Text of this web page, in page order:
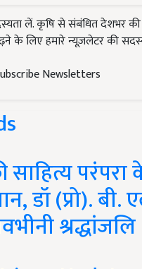
लें. कृषि से संबंधित देशभर
के लिए हमारे न्यूज़लेटर की
Newsletters
साहित्य
डॉ (प्रो). बी.
श्रद्धांजलि